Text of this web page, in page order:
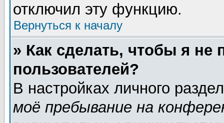
отключил эту функцию.
Вернуться к началу
» Как сделать, чтобы я не
пользователей?
В настройках личного
моё пребывание на